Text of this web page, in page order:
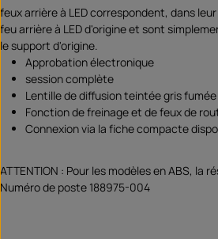
feux arrière à LED correspondent, dans
feu arrière à LED d'origine et sont
le support d'origine.
Approbation électronique
session complète
Lentille de diffusion teintée gris fumée
Fonction de freinage et de feux de
Connexion via la fiche compacte
ATTENTION : Pour les modèles en ABS, la
Numéro de poste 188975-004